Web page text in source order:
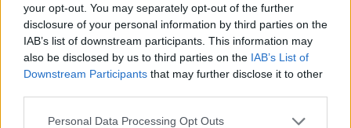
your opt-out. You may separately opt-out of the further
disclosure of your personal information by third parties on the
IAB’s list of downstream participants. This information may
also be disclosed by us to third parties on the IAB’s List of
Downstream Participants that may further disclose it to other
Personal Data Processing Opt Outs